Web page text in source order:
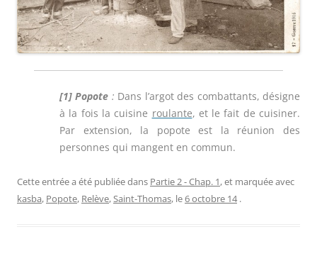
[1] Popote : Dans l’argot des combattants, désigne
à la fois la cuisine roulante, et le fait de cuisiner.
Par extension, la popote est la réunion des
personnes qui mangent en commun.
Cette entrée a été publiée dans Partie 2 - Chap. 1, et marquée avec
kasba, Popote, Relève,Saint-Thomas, le6 octobre 14 .